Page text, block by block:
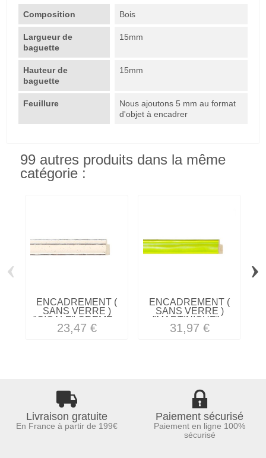
Composition Bois
Largueur de
baguette
15mm
Hauteur de
baguette
15mm
Feuillure
Nous ajoutons 5 mm au format
d'objet à encadrer
99 autres produits dans la même
catégorie :
ENCADREMENT (
SANS VERRE )
"CIGALE" CREME...
23,47 €
ENCADREMENT (
SANS VERRE )
"MARTINIQUE"...
31,97 €
‹ ›
Livraison gratuite
En France à partir de 199€
Paiement sécurisé
Paiement en ligne 100%
sécurisé